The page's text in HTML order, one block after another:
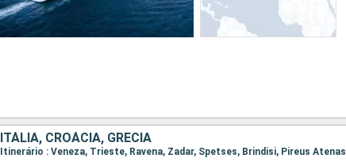
ITÁLIA, CROÁCIA, GRÉCIA
Itinerário : Veneza, Trieste, Ravena, Zadar, Spetses, Brindisi, Pireus Atenas